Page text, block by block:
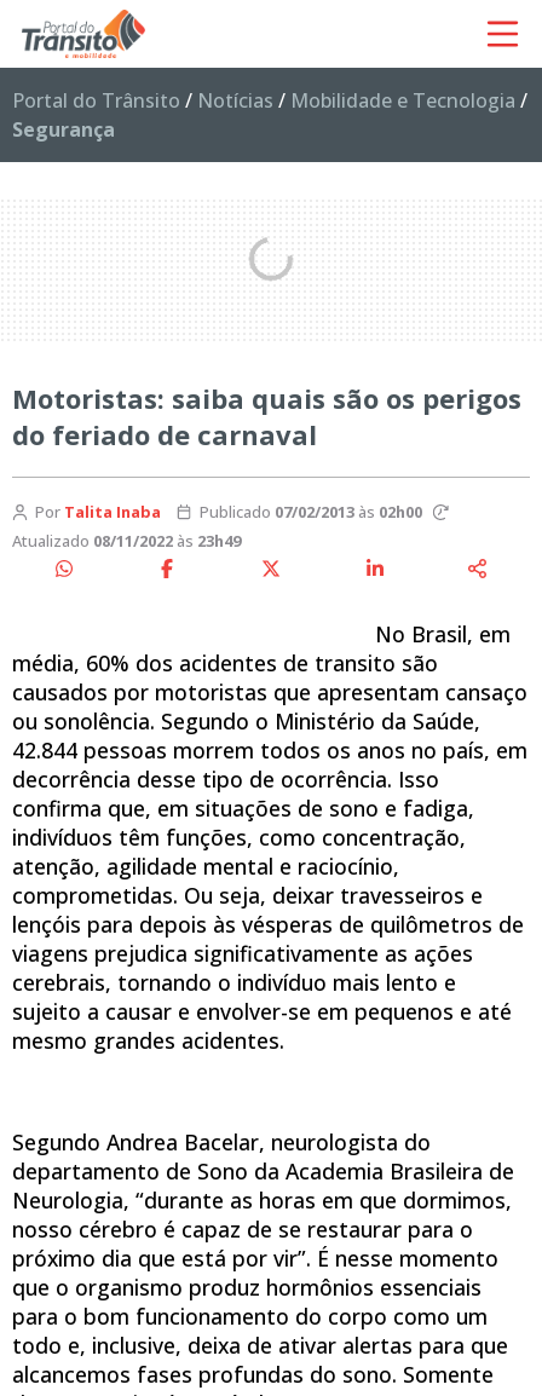
Portal do Trânsito / Notícias / Mobilidade e Tecnologia /
Segurança
Motoristas: saiba quais são os perigos
do feriado de carnaval
Por Talita Inaba Publicado 07/02/2013às 02h00
Atualizado 08/11/2022 às 23h49
No Brasil, em
média, 60% dos acidentes de transito são
causados por motoristas que apresentam cansaço
ou sonolência. Segundo o Ministério da Saúde,
42.844 pessoas morrem todos os anos no país, em
decorrência desse tipo de ocorrência. Isso
confirma que, em situações de sono e fadiga,
indivíduos têm funções, como concentração,
atenção, agilidade mental e raciocínio,
comprometidas. Ou seja, deixar travesseiros e
lençóis para depois às vésperas de quilômetros de
viagens prejudica significativamente as ações
cerebrais, tornando o indivíduo mais lento e
sujeito a causar e envolver-se em pequenos e até
mesmo grandes acidentes.
Segundo Andrea Bacelar, neurologista do
departamento de Sono da Academia Brasileira de
Neurologia, “durante as horas em que dormimos,
nosso cérebro é capaz de se restaurar para o
próximo dia que está por vir”. É nesse momento
que o organismo produz hormônios essenciais
para o bom funcionamento do corpo como um
todo e, inclusive, deixa de ativar alertas para que
alcancemos fases profundas do sono. Somente